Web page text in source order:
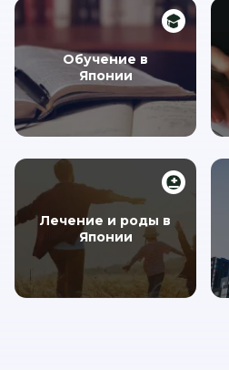
Обучение в
Японии
Лечение и роды в
Японии